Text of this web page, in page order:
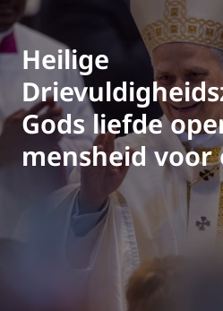
Heilige
Gods liefde
mensheid